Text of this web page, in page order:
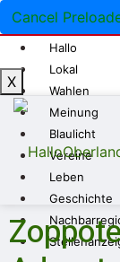
Cancel
Hallo
Lokal
Wahlen
Meinung
Blaulicht
Vereine
Leben
Geschichte
X